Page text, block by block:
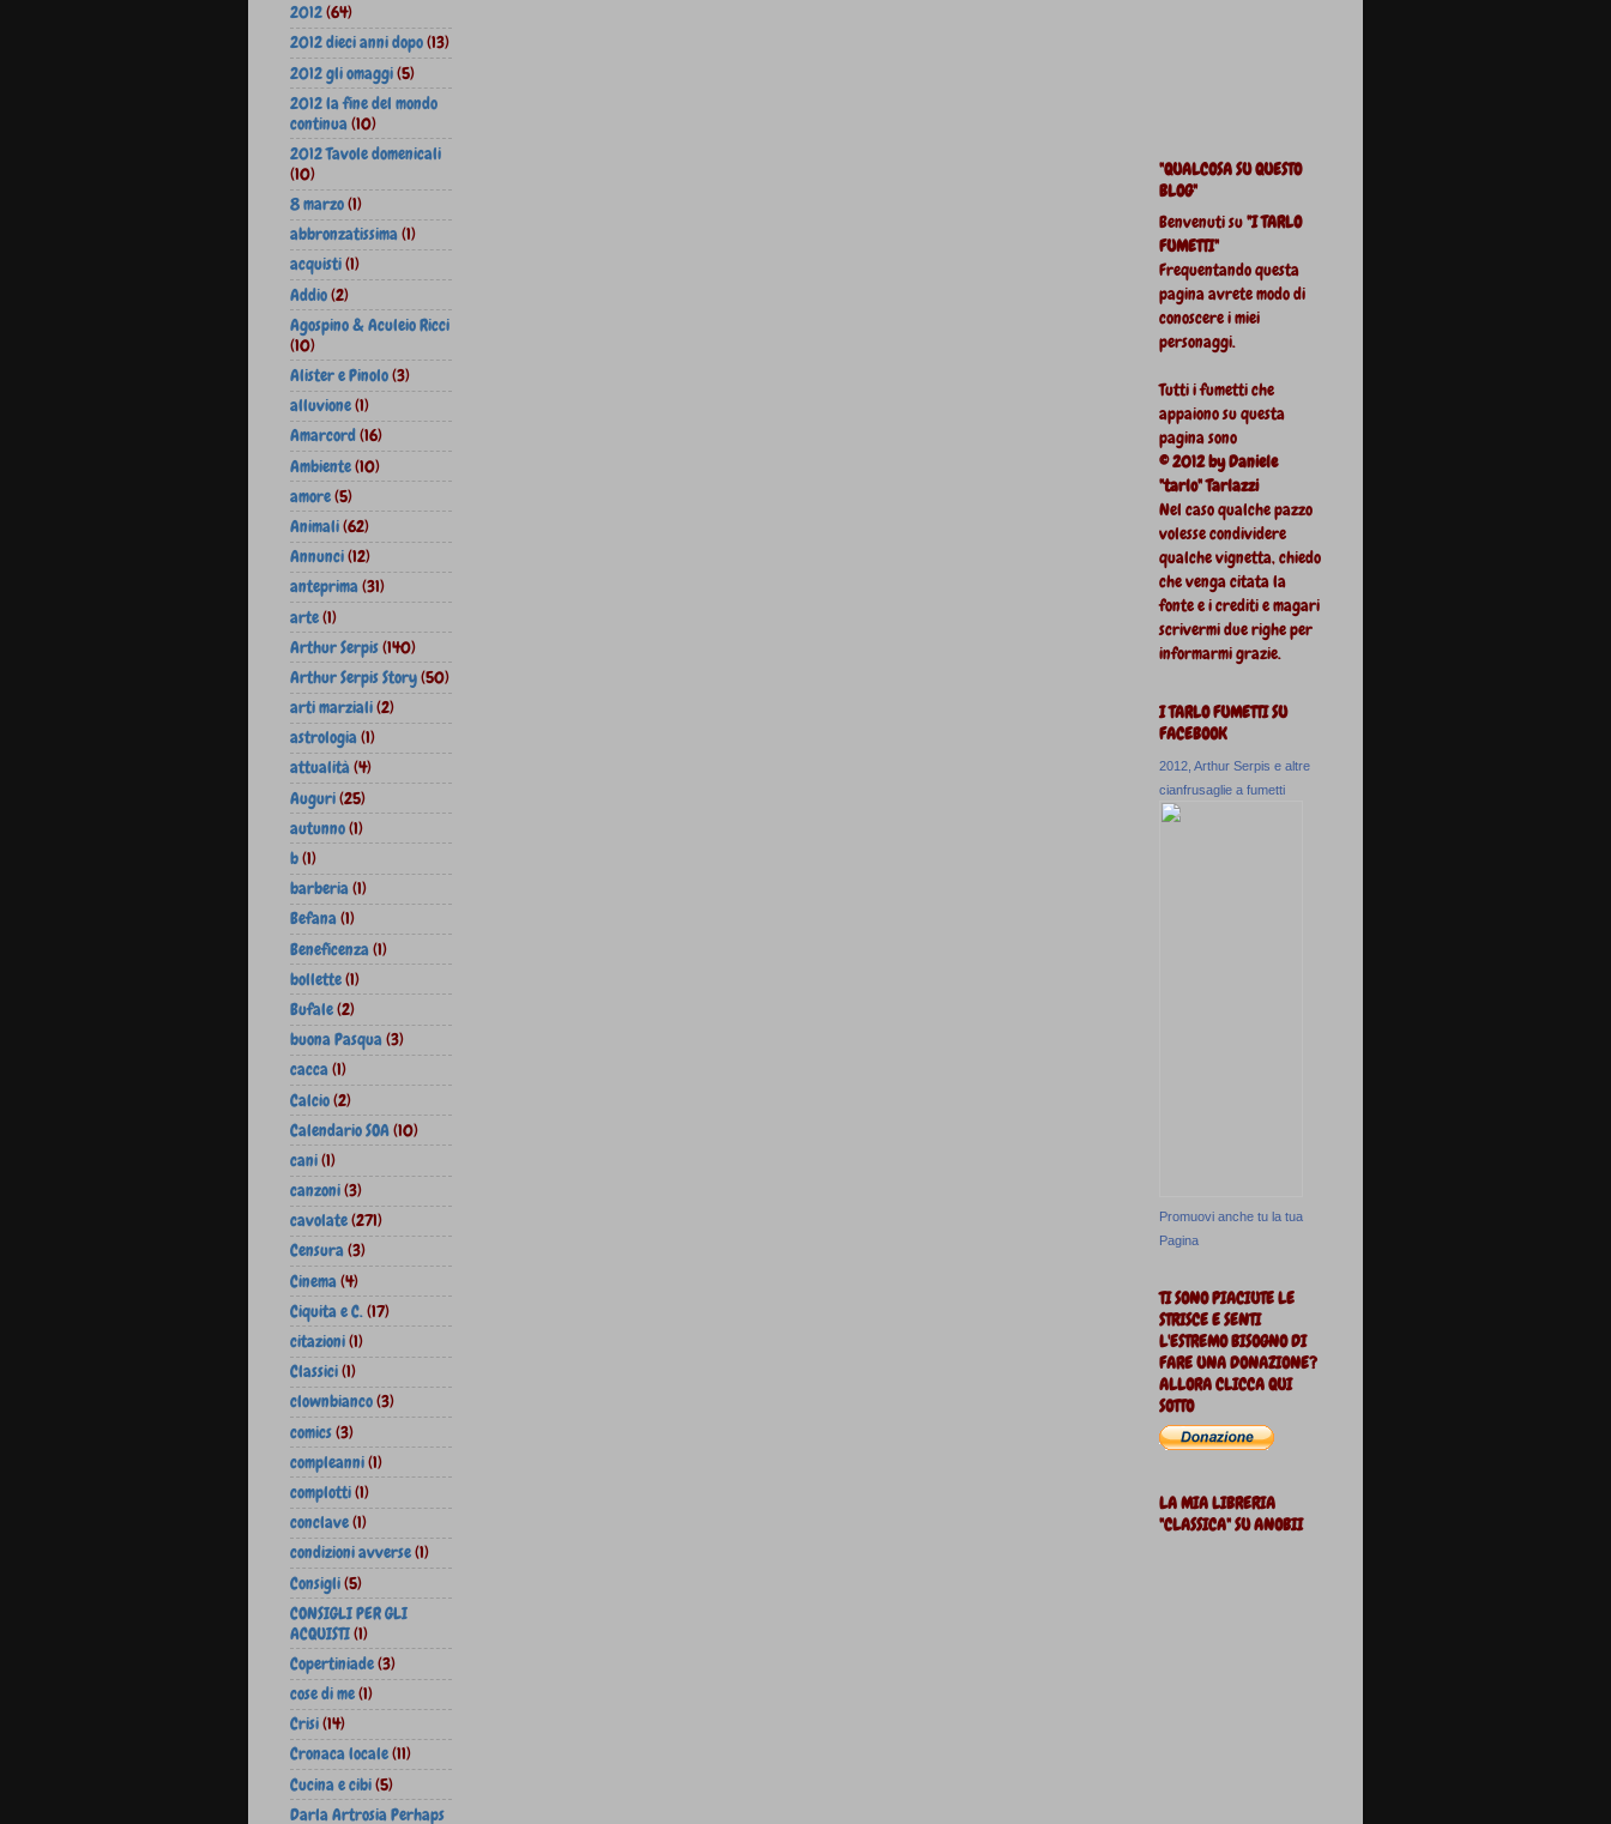
2012(64)
2012 dieci anni dopo(13)
2012 gli omaggi(5)
2012 la fine del mondo
continua(10)
2012 Tavole domenicali
(10)
8 marzo(1)
abbronzatissima(1)
acquisti(1)
Addio(2)
Agospino & Aculeio Ricci
(10)
Alister e Pinolo(3)
alluvione(1)
Amarcord(16)
Ambiente(10)
amore(5)
Animali(62)
Annunci(12)
anteprima(31)
arte(1)
Arthur Serpis(140)
Arthur Serpis Story(50)
arti marziali(2)
astrologia(1)
attualità(4)
Auguri(25)
autunno(1)
b(1)
barberia(1)
Befana(1)
Beneficenza(1)
bollette(1)
Bufale(2)
buona Pasqua(3)
cacca(1)
Calcio(2)
Calendario SOA(10)
cani(1)
canzoni(3)
cavolate(271)
Censura(3)
Cinema(4)
Ciquita e C.(17)
citazioni(1)
Classici(1)
clownbianco(3)
comics(3)
compleanni(1)
complotti(1)
conclave(1)
condizioni avverse(1)
Consigli(5)
CONSIGLI PER GLI
ACQUISTI(1)
Copertiniade(3)
cose di me(1)
Crisi(14)
Cronaca locale(11)
Cucina e cibi(5)
Darla Artrosia Perhaps
"QUALCOSA SU QUESTO
BLOG"
Benvenuti su"I TARLO
FUMETTI"
Frequentando questa
pagina avrete modo di
conoscere i miei
personaggi.
Tutti i fumetti che
appaiono su questa
pagina sono
© 2012 by Daniele
"tarlo" Tarlazzi
Nel caso qualche pazzo
volesse condividere
qualche vignetta, chiedo
che venga citata la
fonte e i crediti e magari
scrivermi due righe per
informarmi grazie.
I TARLO FUMETTI SU
FACEBOOK
2012, Arthur Serpis e altre
cianfrusaglie a fumetti
Promuovi anche tu la tua
Pagina
TI SONO PIACIUTE LE
STRISCE E SENTI
L'ESTREMO BISOGNO DI
FARE UNA DONAZIONE?
ALLORA CLICCA QUI
SOTTO
LA MIA LIBRERIA
"CLASSICA" SU ANOBII